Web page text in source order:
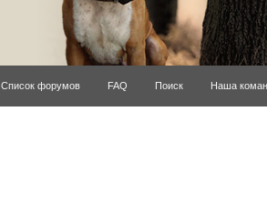
Список форумов FAQ Поиск Наша